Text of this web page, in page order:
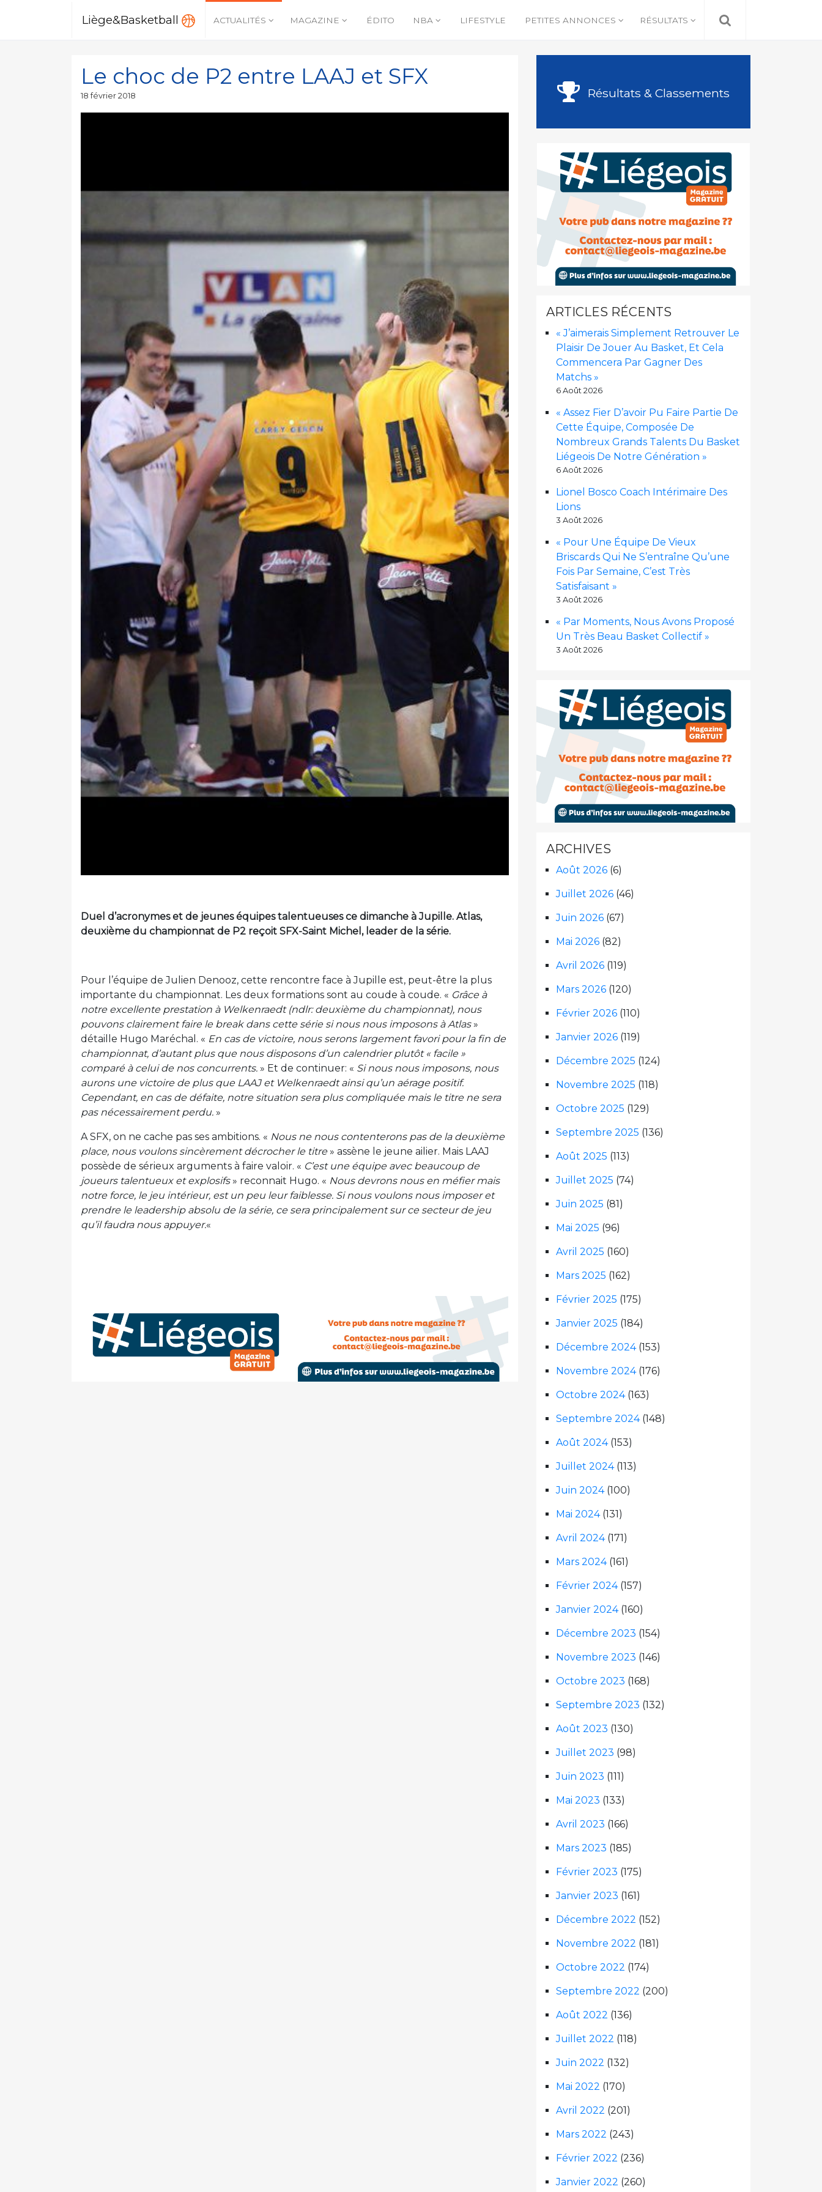
Liège&Basketball ACTUALITÉS MAGAZINE ÉDITO NBA LIFESTYLE PETITES ANNONCES RÉSULTATS
Le choc de P2 entre LAAJ et SFX
Publié
18 février 2018
Duel d’acronymes et de jeunes équipes talentueuses ce dimanche à Jupille. Atlas,
deuxième du championnat de P2 reçoit SFX-Saint Michel, leader de la série.
Pour l’équipe de Julien Denooz, cette rencontre face à Jupille est, peut-être la plus
importante du championnat. Les deux formations sont au coude à coude. « Grâce à
notre excellente prestation à Welkenraedt (ndlr: deuxième du championnat), nous
pouvons clairement faire le break dans cette série si nous nous imposons à Atlas»
détaille Hugo Maréchal. « En cas de victoire, nous serons largement favori pour la fin de
championnat, d’autant plus que nous disposons d’un calendrier plutôt « facile »
comparé à celui de nos concurrents. » Et de continuer: « Si nous nous imposons, nous
aurons une victoire de plus que LAAJ et Welkenraedt ainsi qu’un aérage positif.
Cependant, en cas de défaite, notre situation sera plus compliquée mais le titre ne sera
pas nécessairement perdu. »
A SFX, on ne cache pas ses ambitions. « Nous ne nous contenterons pas de la deuxième
place, nous voulons sincèrement décrocher le titre» assène le jeune ailier. Mais LAAJ
possède de sérieux arguments à faire valoir. « C’est une équipe avec beaucoup de
joueurs talentueux et explosifs» reconnait Hugo. « Nous devrons nous en méfier mais
notre force, le jeu intérieur, est un peu leur faiblesse. Si nous voulons nous imposer et
prendre le leadership absolu de la série, ce sera principalement sur ce secteur de jeu
qu’il faudra nous appuyer.«
Résultats & Classements
ARTICLES RÉCENTS
« J’aimerais Simplement Retrouver Le
Plaisir De Jouer Au Basket, Et Cela
Commencera Par Gagner Des
Matchs »
6 Août 2026
« Assez Fier D’avoir Pu Faire Partie De
Cette Équipe, Composée De
Nombreux Grands Talents Du Basket
Liégeois De Notre Génération »
6 Août 2026
Lionel Bosco Coach Intérimaire Des
Lions
3 Août 2026
« Pour Une Équipe De Vieux
Briscards Qui Ne S’entraîne Qu’une
Fois Par Semaine, C’est Très
Satisfaisant »
3 Août 2026
« Par Moments, Nous Avons Proposé
Un Très Beau Basket Collectif »
3 Août 2026
ARCHIVES
Août 2026 (6)
Juillet 2026 (46)
Juin 2026 (67)
Mai 2026 (82)
Avril 2026 (119)
Mars 2026 (120)
Février 2026 (110)
Janvier 2026 (119)
Décembre 2025 (124)
Novembre 2025 (118)
Octobre 2025 (129)
Septembre 2025 (136)
Août 2025 (113)
Juillet 2025 (74)
Juin 2025 (81)
Mai 2025 (96)
Avril 2025 (160)
Mars 2025 (162)
Février 2025 (175)
Janvier 2025 (184)
Décembre 2024(153)
Novembre 2024(176)
Octobre 2024(163)
Septembre 2024(148)
Août 2024(153)
Juillet 2024(113)
Juin 2024(100)
Mai 2024(131)
Avril 2024(171)
Mars 2024(161)
Février 2024(157)
Janvier 2024(160)
Décembre 2023 (154)
Novembre 2023 (146)
Octobre 2023 (168)
Septembre 2023 (132)
Août 2023 (130)
Juillet 2023 (98)
Juin 2023 (111)
Mai 2023 (133)
Avril 2023 (166)
Mars 2023 (185)
Février 2023 (175)
Janvier 2023 (161)
Décembre 2022 (152)
Novembre 2022 (181)
Octobre 2022 (174)
Septembre 2022 (200)
Août 2022 (136)
Juillet 2022 (118)
Juin 2022 (132)
Mai 2022 (170)
Avril 2022 (201)
Mars 2022 (243)
Février 2022 (236)
Janvier 2022 (260)